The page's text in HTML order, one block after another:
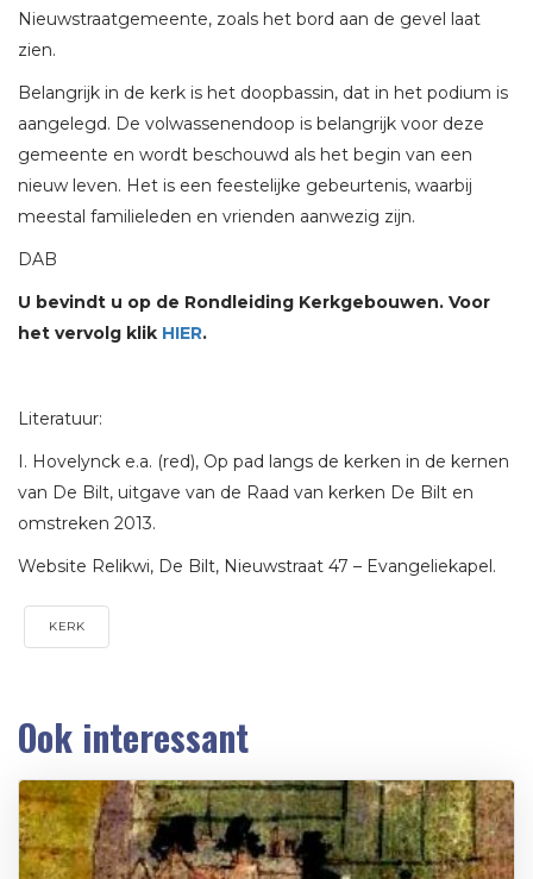
Nieuwstraatgemeente, zoals het bord aan de gevel laat
zien.
Belangrijk in de kerk is het doopbassin, dat in het podium is
aangelegd. De volwassenendoop is belangrijk voor deze
gemeente en wordt beschouwd als het begin van een
nieuw leven. Het is een feestelijke gebeurtenis, waarbij
meestal familieleden en vrienden aanwezig zijn.
DAB
U bevindt u op de Rondleiding Kerkgebouwen. Voor
het vervolg klik HIER.
Literatuur:
I. Hovelynck e.a. (red), Op pad langs de kerken in de kernen
van De Bilt, uitgave van de Raad van kerken De Bilt en
omstreken 2013.
Website Relikwi, De Bilt, Nieuwstraat 47 – Evangeliekapel.
KERK
Ook interessant